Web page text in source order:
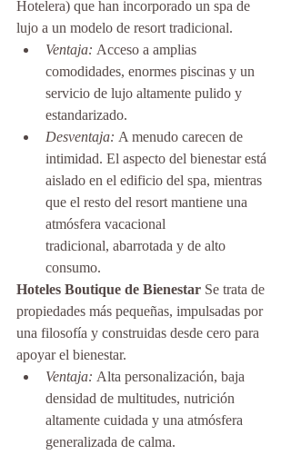
Hotelera) que han incorporado un spa de
lujo a un modelo de resort tradicional.
Ventaja: Acceso a amplias
comodidades, enormes piscinas y un
servicio de lujo altamente pulido y
estandarizado.
Desventaja: A menudo carecen de
intimidad. El aspecto del bienestar está
aislado en el edificio del spa, mientras
que el resto del resort mantiene una
atmósfera vacacional
tradicional, abarrotada y de alto
consumo.
Hoteles Boutique de Bienestar Se trata de
propiedades más pequeñas, impulsadas por
una filosofía y construidas desde cero para
apoyar el bienestar.
Ventaja: Alta personalización, baja
densidad de multitudes, nutrición
altamente cuidada y una atmósfera
generalizada de calma.